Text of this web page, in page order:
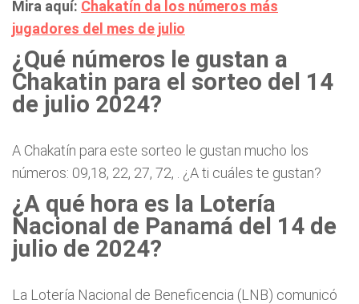
Mira aquí: Chakatín da los números más
jugadores del mes de julio
¿Qué números le gustan a
Chakatin para el sorteo del 14
de julio 2024?
A Chakatín para este sorteo le gustan mucho los
números: 09,18, 22, 27, 72, . ¿A ti cuáles te gustan?
¿A qué hora es la Lotería
Nacional de Panamá del 14 de
julio de 2024?
La Lotería Nacional de Beneficencia (LNB) comunicó